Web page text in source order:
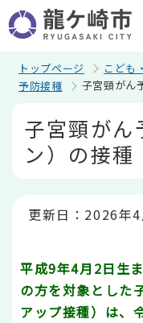
の
ペ
トップページ こども
予防接種
子宮頸がん
子宮頸がん
ン）の接種
更新日：2026年4
平成9年4月2日生
の方を対象とした
アップ接種）は、